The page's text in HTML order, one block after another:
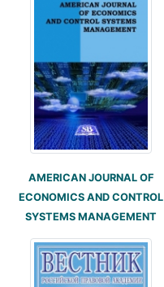
AMERICAN JOURNAL OF
ECONOMICS AND CONTROL
SYSTEMS MANAGEMENT